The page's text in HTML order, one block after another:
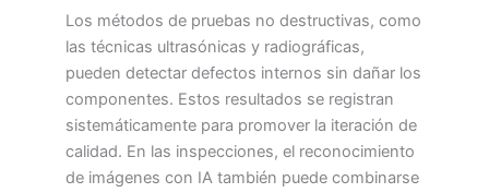
Los métodos de pruebas no destructivas, como
las técnicas ultrasónicas y radiográficas,
pueden detectar defectos internos sin dañar los
componentes. Estos resultados se registran
sistemáticamente para promover la iteración de
calidad. En las inspecciones, el reconocimiento
de imágenes con IA también puede combinarse